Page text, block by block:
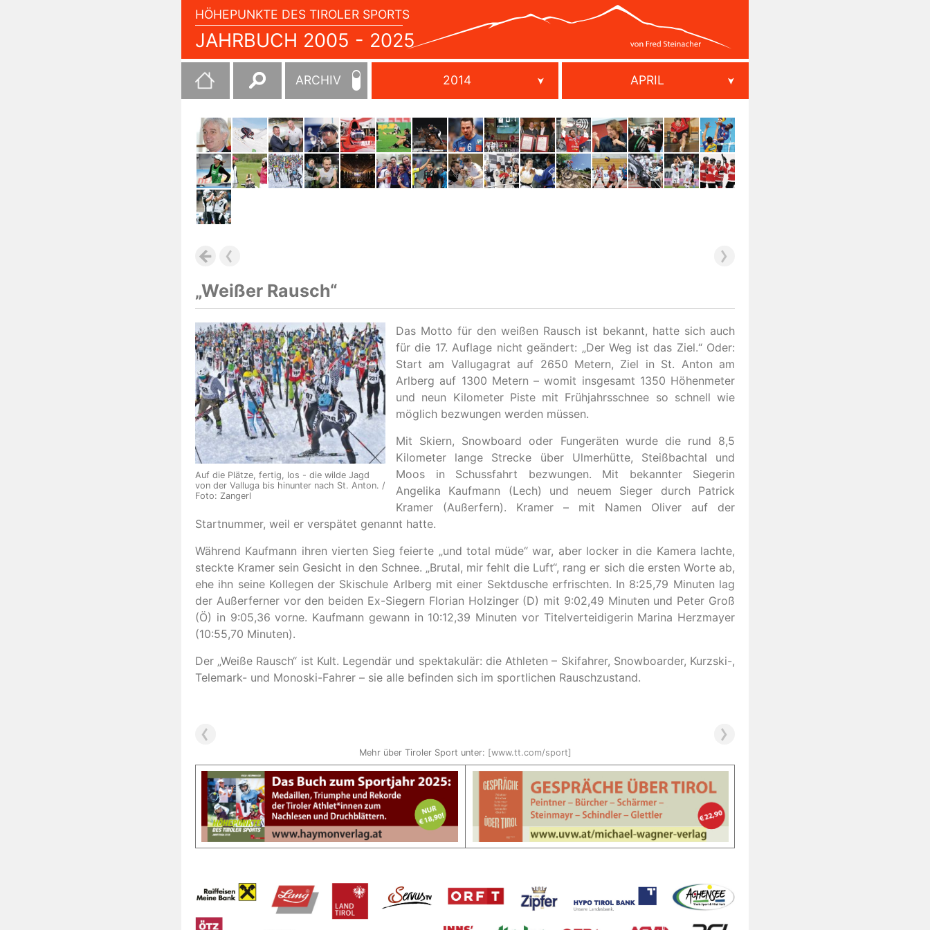
HÖHEPUNKTE DES TIROLER SPORTS
JAHRBUCH 2005 - 2025
JAHRBUCH
2005
2025
Suchen
nach:
ARCHIV 2014 APRIL
„Weißer Rausch“
Auf die Plätze, fertig, los - die wilde Jagd
von der Valluga bis hinunter nach St. Anton. /
Foto: Zangerl
Das Motto für den weißen Rausch ist bekannt, hatte sich auch
für die 17. Auflage nicht geändert: „Der Weg ist das Ziel.“ Oder:
Start am Vallugagrat auf 2650 Metern, Ziel in St. Anton am
Arlberg auf 1300 Metern – womit insgesamt 1350 Höhenmeter
und neun Kilometer Piste mit Frühjahrsschnee so schnell wie
möglich bezwungen werden müssen.
Mit Skiern, Snowboard oder Fungeräten wurde die rund 8,5
Kilometer lange Strecke über Ulmerhütte, Steißbachtal und
Moos in Schussfahrt bezwungen. Mit bekannter Siegerin
Angelika Kaufmann (Lech) und neuem Sieger durch Patrick
Kramer (Außerfern). Kramer – mit Namen Oliver auf der
Startnummer, weil er verspätet genannt hatte.
Während Kaufmann ihren vierten Sieg feierte „und total müde“ war, aber locker in die Kamera lachte,
steckte Kramer sein Gesicht in den Schnee. „Brutal, mir fehlt die Luft“, rang er sich die ersten Worte ab,
ehe ihn seine Kollegen der Skischule Arlberg mit einer Sektdusche erfrischten. In 8:25,79 Minuten lag
der Außerferner vor den beiden Ex-Siegern Florian Holzinger (D) mit 9:02,49 Minuten und Peter Groß
(Ö) in 9:05,36 vorne. Kaufmann gewann in 10:12,39 Minuten vor Titelverteidigerin Marina Herzmayer
(10:55,70 Minuten).
Der „Weiße Rausch“ ist Kult. Legendär und spektakulär: die Athleten – Skifahrer, Snowboarder, Kurzski-,
Telemark- und Monoski-Fahrer – sie alle befinden sich im sportlichen Rauschzustand.
Mehr über Tiroler Sport unter: [www.tt.com/sport]